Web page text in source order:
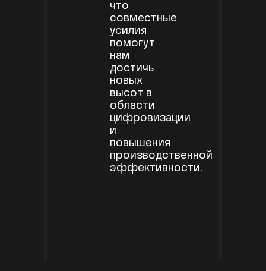
что
совместные
усилия
помогут
нам
достичь
новых
высот в
области
цифровизации
и
повышения
производственной
эффективности.